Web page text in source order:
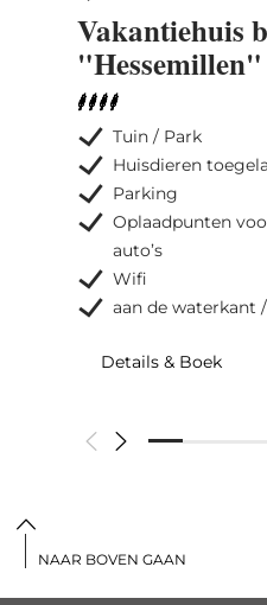
Vakantiehuis
"Hessemillen"
Tuin / Park
Huisdieren
Parking
Oplaadpunten
auto’s
Wifi
aan de waterkant
Details & Boek
NAAR BOVEN GAAN